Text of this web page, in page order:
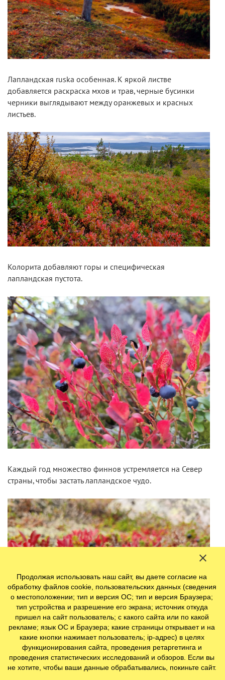
Лапландская ruska особенная. К яркой листве
добавляется раскраска мхов и трав, черные бусинки
черники выглядывают между оранжевых и красных
листьев.
Колорита добавляют горы и специфическая
лапландская пустота.
Каждый год множество финнов устремляется на Север
страны, чтобы застать лапландское чудо.
В центре Финляндии ruska начинается в конце сентября
Продолжая использовать наш сайт, вы даете согласие на
обработку файлов cookie, пользовательских данных (сведения
о местоположении; тип и версия ОС; тип и версия Браузера;
тип устройства и разрешение его экрана; источник откуда
пришел на сайт пользователь; с какого сайта или по какой
рекламе; язык ОС и Браузера; какие страницы открывает и на
какие кнопки нажимает пользователь; ip-адрес) в целях
функционирования сайта, проведения ретаргетинга и
проведения статистических исследований и обзоров. Если вы
не хотите, чтобы ваши данные обрабатывались, покиньте сайт.